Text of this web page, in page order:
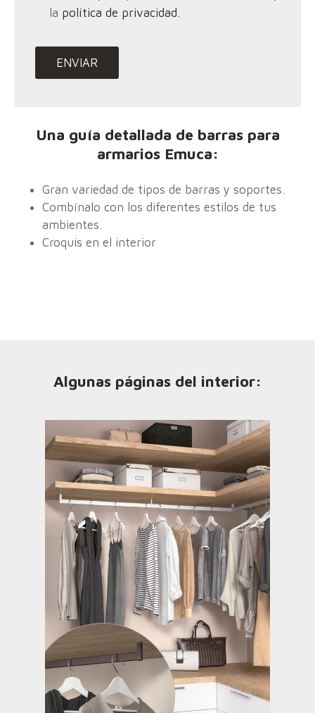
la política de privacidad.
Una guía detallada de barras para
armarios Emuca:
Gran variedad de tipos de barras y soportes.
Combínalo con los diferentes estilos de tus
ambientes.
Croquis en el interior
Algunas páginas del interior: